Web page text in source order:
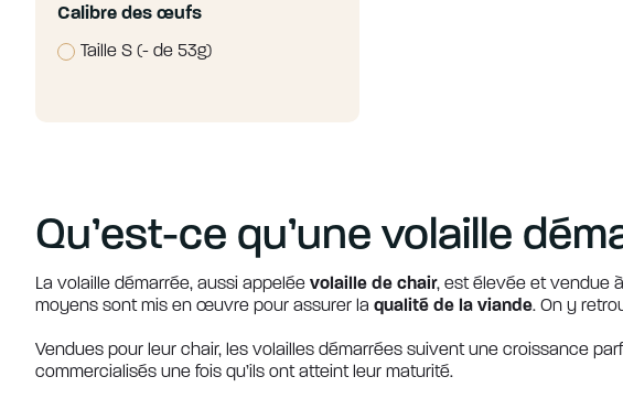
Calibre des œufs
Taille S (- de 53g)
Qu’est-ce qu’une volaille
La volaille démarrée, aussi appelée volaille de chair, est élevée et vendue
moyens sont mis en œuvre pour assurer la qualité de la viande. On y
Vendues pour leur chair, les volailles démarrées suivent une croissance
commercialisés une fois qu’ils ont atteint leur maturité.